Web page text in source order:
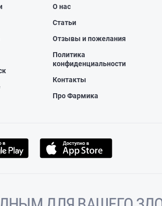
О нас
Статьи
Отзывы и пожелания
Политика
конфиденциальности
Контакты
Про Фармика